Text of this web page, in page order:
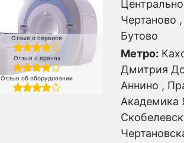
Отзыв о сервисе
Отзыв о врачах
Отзыв об оборудовании
Чертаново
Бутово
Метро:
Дмитрия
Аннино ,
Академика